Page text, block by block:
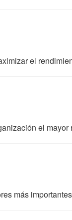
el
el mayor
más